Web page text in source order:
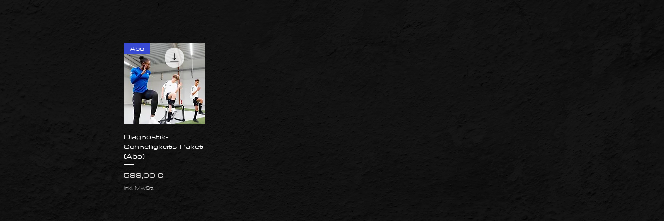
Schnellansicht
Abo
Diagnostik-
Schnelligkeits-Paket
(Abo)
Preis
599,00 €
inkl. MwSt.